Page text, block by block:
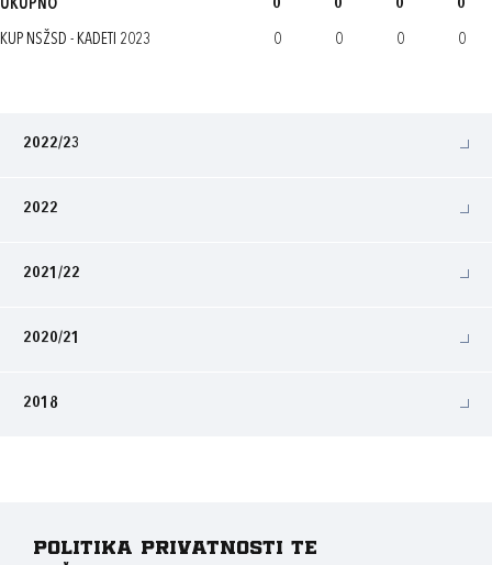
UKUPNO 0 0 0 0
KUP NSŽSD - KADETI 2023 0 0 0 0
2022/23
2022
2021/22
2020/21
2018
Politika privatnosti te